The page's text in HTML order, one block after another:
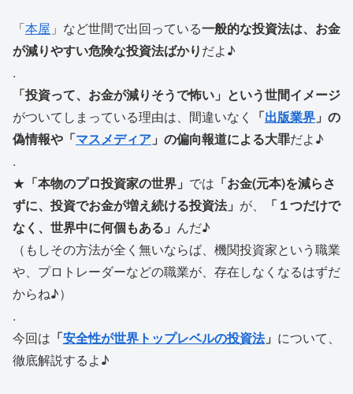
「本屋 」など世間で出回っている一般的な投資法は、お金
が減りやすい危険な投資法ばかりだよ♪
.
「投資って、お金が減りそうで怖い」という世間イメージ
がついてしまっている理由は、間違いなく
「出版業界 」の
偽情報や「マスメディア 」の偏向報道による大罪だよ♪
.
★ 「本物のプロ投資家の世界」 では 「お金(元本)を減らさ
ずに、投資でお金が増え続ける投資法」 が、
「１つだけで
なく、世界中に何個もある」 んだ♪
（もしその方法が全く無いならば、機関投資家という職業
や、プロトレーダーなどの職業が、存在しなくなるはずだ
からね♪）
.
今回は 「安全性が世界トップレベルの投資法」 について、
徹底解説するよ♪